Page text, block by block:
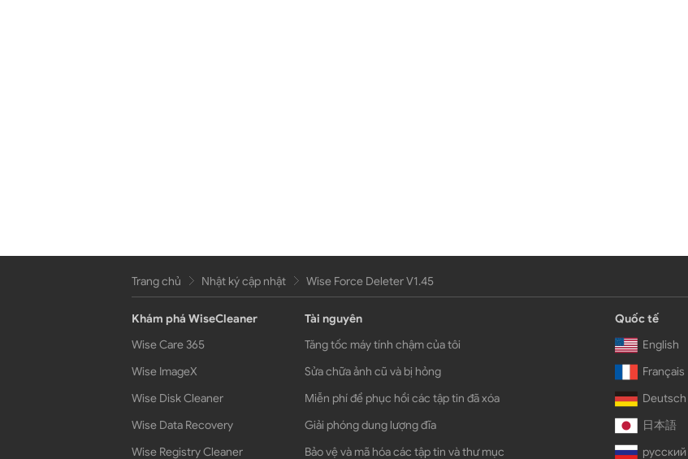
Trang chủ Nhật ký cập nhật Wise Force Deleter V1.45
Khám phá WiseCleaner
Wise Care 365
Wise ImageX
Wise Disk Cleaner
Wise Data Recovery
Wise Registry Cleaner
Tài nguyên
Tăng tốc máy tính chậm của tôi
Sửa chữa ảnh cũ và bị hỏng
Miễn phí để phục hồi các tập tin đã xóa
Giải phóng dung lượng đĩa
Bảo vệ và mã hóa các tập tin và thư mục
Quốc tế
English
Français
Deutsch
日本語
русский